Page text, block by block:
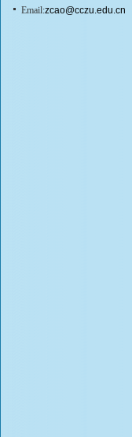
Email:zcao@cczu.edu.cn